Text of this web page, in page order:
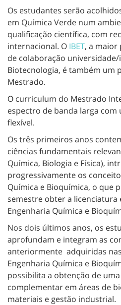
Os estudantes serão
em Química Verde num
qualificação científica, com
internacional. O IBET, a
de colaboração
Biotecnologia, é também um
Mestrado.
O curriculum do Mestrado
espectro de banda larga
flexível.
Os três primeiros anos
ciências fundamentais
Química, Biologia e Física),
progressivamente os
Química e Bioquímica, o que
semestre obter a licenciatura
Engenharia Química e
Nos dois últimos anos, os
aprofundam e integram as
anteriormente adquiridas
Engenharia Química e
possibilita a obtenção de
complementar em áreas de
materiais e gestão industrial.